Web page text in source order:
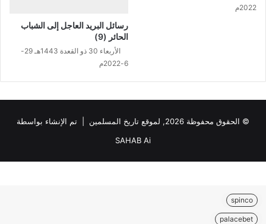
2022م
رسائل البريد العاجل إلى الشباب
الحائر (9)
الأربعاء 30 ذو القعدة 1443هـ 29-
6-2022م
© الحقوق محفوظة 2026, لموقع تاريخ المسلمين | تم الإنشاء بواسطة
SAHAB Ai
spinco
palacebet